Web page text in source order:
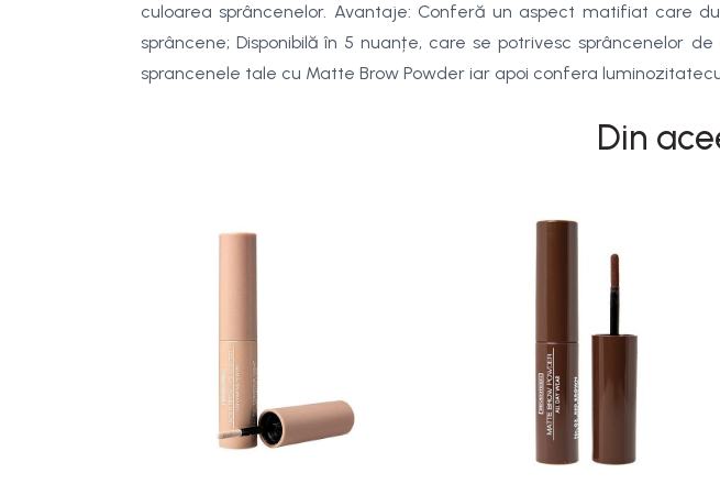
culoarea sprâncenelor. Avantaje: Conferă un aspect matifiat care
sprâncene; Disponibilă în 5 nuanțe, care se potrivesc sprâncenelor
sprancenele tale cu Matte Brow Powder iar apoi confera
Din